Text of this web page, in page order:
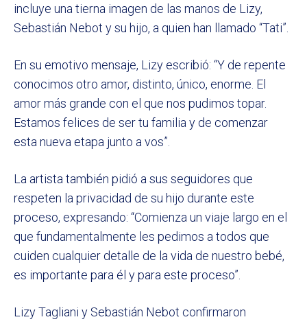
incluye una tierna imagen de las manos de Lizy,
Sebastián Nebot y su hijo, a quien han llamado “Tati”.
En su emotivo mensaje, Lizy escribió: “Y de repente
conocimos otro amor, distinto, único, enorme. El
amor más grande con el que nos pudimos topar.
Estamos felices de ser tu familia y de comenzar
esta nueva etapa junto a vos”.
La artista también pidió a sus seguidores que
respeten la privacidad de su hijo durante este
proceso, expresando: “Comienza un viaje largo en el
que fundamentalmente les pedimos a todos que
cuiden cualquier detalle de la vida de nuestro bebé,
es importante para él y para este proceso”.
Lizy Tagliani y Sebastián Nebot confirmaron